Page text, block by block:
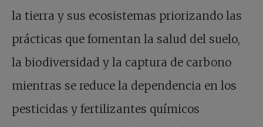
la tierra y sus ecosistemas priorizando las
prácticas que fomentan la salud del suelo,
la biodiversidad y la captura de carbono
mientras se reduce la dependencia en los
pesticidas y fertilizantes químicos